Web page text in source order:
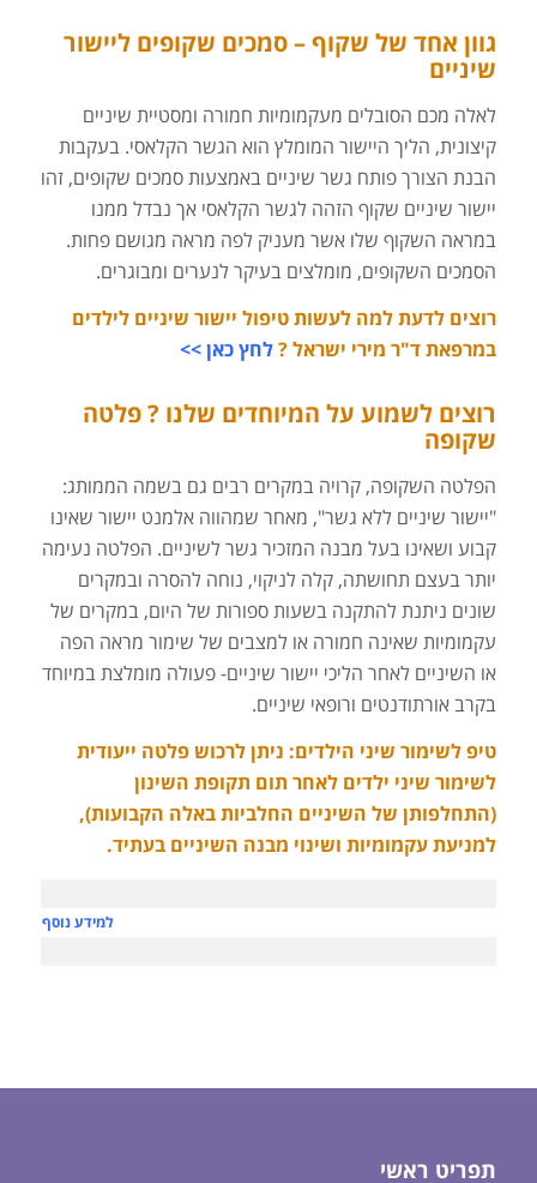
גוון אחד של שקוף – סמכים שקופים ליישור
שיניים
לאלה מכם הסובלים מעקמומיות חמורה ומסטיית שיניים
קיצונית, הליך היישור המומלץ הוא הגשר הקלאסי. בעקבות
הבנת הצורך פותח גשר שיניים באמצעות סמכים שקופים, זהו
יישור שיניים שקוף הזהה לגשר הקלאסי אך נבדל ממנו
במראה השקוף שלו אשר מעניק לפה מראה מגושם פחות.
הסמכים השקופים, מומלצים בעיקר לנערים ומבוגרים.
רוצים לדעת למה לעשות טיפול יישור שיניים לילדים
במרפאת ד"ר מירי ישראל ? לחץ כאן >>
רוצים לשמוע על המיוחדים שלנו ? פלטה
שקופה
הפלטה השקופה, קרויה במקרים רבים גם בשמה הממותג:
"יישור שיניים ללא גשר", מאחר שמהווה אלמנט יישור שאינו
קבוע ושאינו בעל מבנה המזכיר גשר לשיניים. הפלטה נעימה
יותר בעצם תחושתה, קלה לניקוי, נוחה להסרה ובמקרים
שונים ניתנת להתקנה בשעות ספורות של היום, במקרים של
עקמומיות שאינה חמורה או למצבים של שימור מראה הפה
או השיניים לאחר הליכי יישור שיניים- פעולה מומלצת במיוחד
בקרב אורתודנטים ורופאי שיניים.
טיפ לשימור שיני הילדים: ניתן לרכוש פלטה ייעודית
לשימור שיני ילדים לאחר תום תקופת השינון
(התחלפותן של השיניים החלביות באלה הקבועות),
למניעת עקמומיות ושינוי מבנה השיניים בעתיד.
למידע נוסף בנושא:
תפריט ראשי